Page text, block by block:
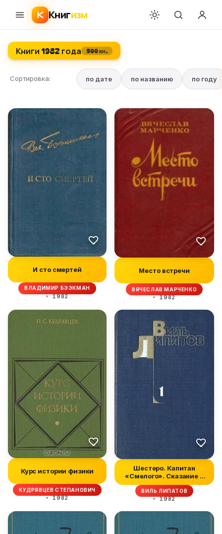
Книгизм
Книги 1982 года 500 кн.
Сортировка: по дате по названию по году
И сто смертей
ВЛАДИМИР БЭЭКМАН
1982
Место встречи
ВЯЧЕСЛАВ МАРЧЕНКО
1982
Курс истории физики
КУДРЯВЦЕВ СТЕПАНОВИЧ
1982
Шестеро. Капитан
«Смелого». Сказание о
директоре П...
ВИЛЬ ЛИПАТОВ
1982